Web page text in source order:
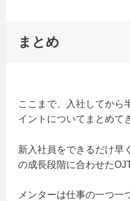
まとめ
ここまで、入社してから
イントについてまとめて
新入社員をできるだけ早
の成長段階に合わせた
メンターは仕事の一つ一